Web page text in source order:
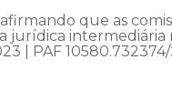
que as
jurídica
| PAF 10580.732374/